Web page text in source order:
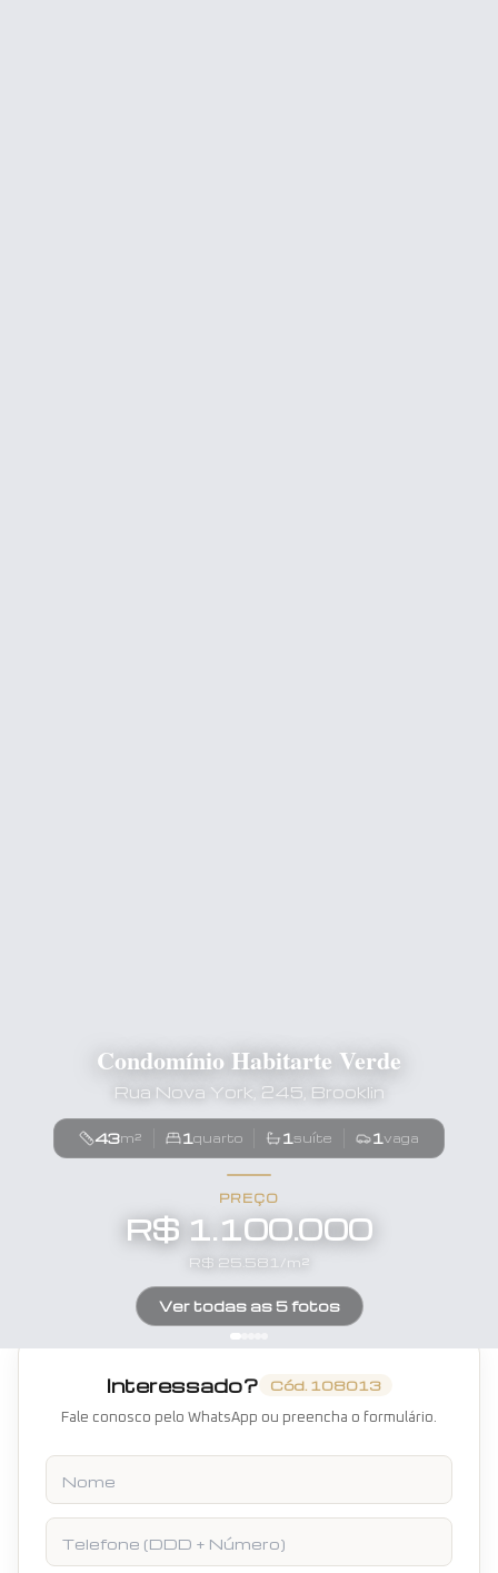
Condomínio Habitarte Verde
Rua Nova York, 245, Brooklin
43m² 1quarto 1suíte 1vaga
PREÇO
R$ 1.100.000
R$ 25.581 /m²
Ver todas as 5fotos
Interessado? Cód. 108013
Fale conosco pelo WhatsApp ou preencha o formulário.
Nome
Telefone